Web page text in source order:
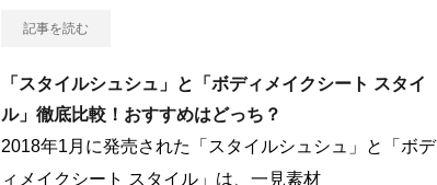
記事を読む
「スタイルシュシュ」と「ボディメイクシート スタイ
ル」徹底比較！おすすめはどっち？
2018年1月に発売された「スタイルシュシュ」と「ボデ
ィメイクシート スタイル」は、一見素材